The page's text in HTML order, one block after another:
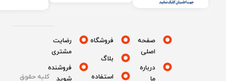
صفحه
درباره
فروشگاه
بلاگ
استفاده
رضایت
مشتری
فروشنده
شوید
کلیه حقوق